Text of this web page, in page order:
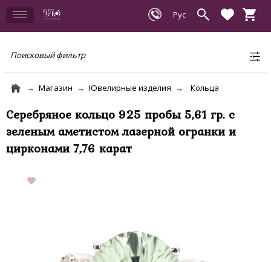
Поисковый фильтр
Магазин Ювелирные изделия Кольца
Серебряное кольцо 925 пробы 5,61 гр. с
зеленым аметистом лазерной огранки и
цирконами 7,76 карат